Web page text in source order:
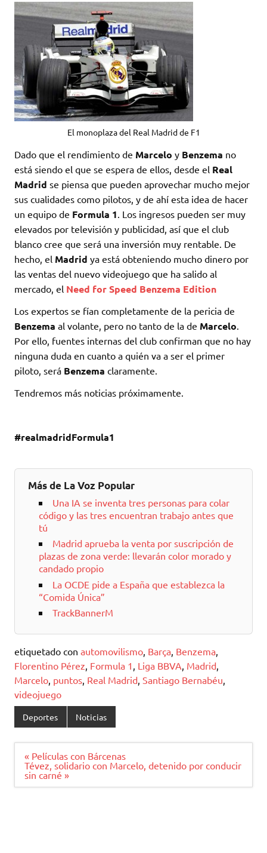
El monoplaza del Real Madrid de F1
Dado que el rendimiento de Marcelo y Benzema no
está siendo el que se espera de ellos, desde el Real
Madrid se piensa que pueden aprovechar mucho mejor
sus cualidades como pilotos, y de ahí esta idea de hacer
un equipo de Formula 1. Los ingresos pueden ser muy
elevados por televisión y publicidad, así que el club
blanco cree que será una inversión muy rentable. De
hecho, el Madrid ya está obteniendo mucho dinero por
las ventas del nuevo videojuego que ha salido al
mercado, el Need for Speed Benzema Edition
Los expertos se fían completamente de la pericia de
Benzema al volante, pero no tanto de la de Marcelo.
Por ello, fuentes internas del club confirman que no hay
ninguna duda en cuanto a quién va a ser el primer
piloto, será Benzema claramente.
Tendremos más noticias próximamente.
#realmadridFormula1
Más de La Voz Popular
Una IA se inventa tres personas para colar
código y las tres encuentran trabajo antes que
tú
Madrid aprueba la venta por suscripción de
plazas de zona verde: llevarán color morado y
candado propio
La OCDE pide a España que establezca la
“Comida Única”
TrackBannerM
etiquetado con automovilismo, Barça, Benzema,
Florentino Pérez, Formula 1 , Liga BBVA, Madrid,
Marcelo, puntos, Real Madrid, Santiago Bernabéu,
videojuego
Deportes Noticias
Navegación
de
entradas
« Películas con Bárcenas
Tévez, solidario con Marcelo, detenido por conducir
sin carné »